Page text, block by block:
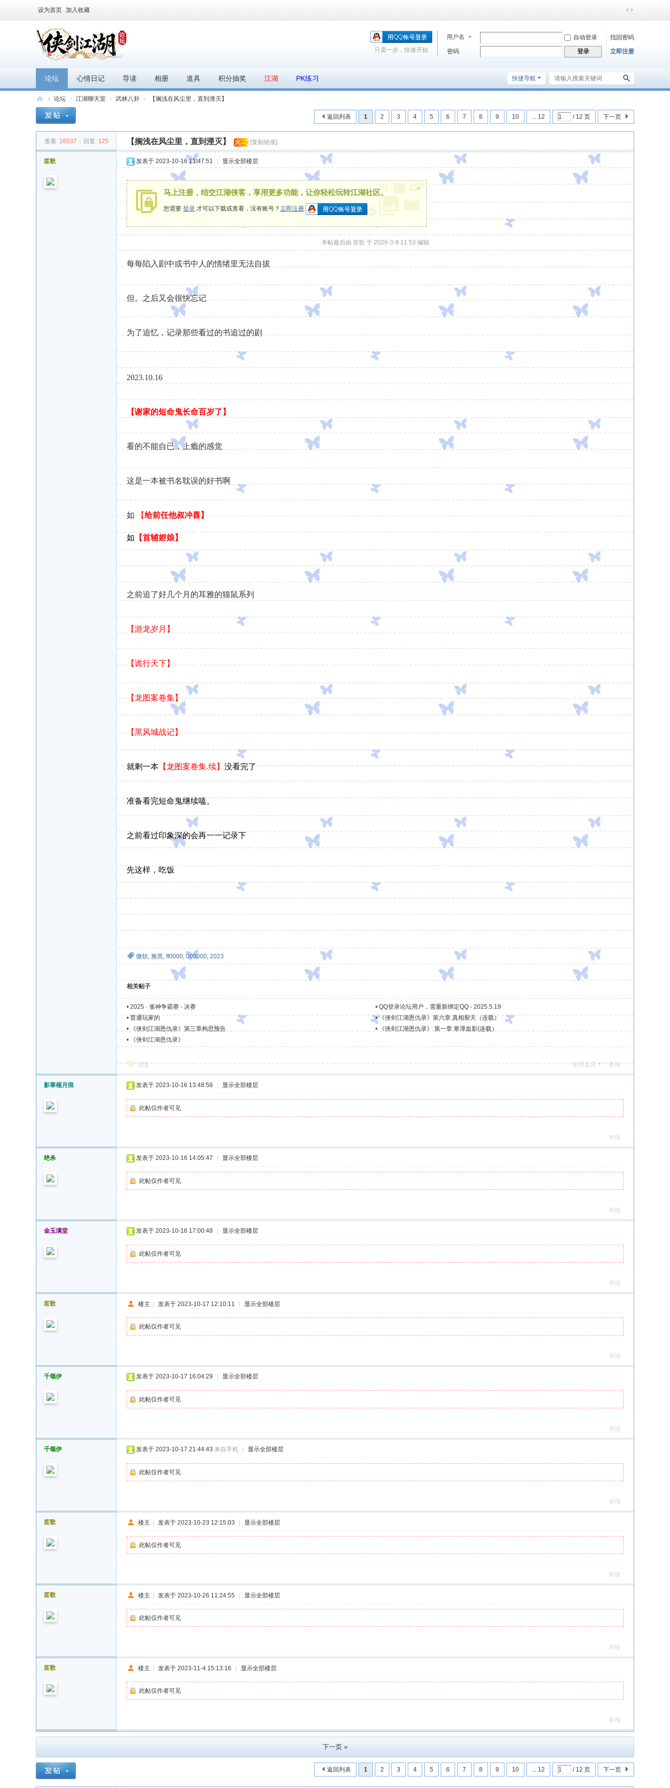
设为首页 加入收藏
切
到
宽
版
用户名 自动登录
找回密码
密码
登录 立即注册
只需一步，快速开始
快捷导航
论坛 心情日记 导读 相册 道具 积分抽奖 江湖 PK练习
» 论坛 › 江湖聊天室 › 武林八卦 › 【搁浅在风尘里，直到湮灭】
1 2 3 4 5 6 7 8 9 10 ... 12 / 12 页 下一页
返回列表
查看: 16537 回复: 125 【搁浅在风尘里，直到湮灭】 火... [复制链接]
笙歌 发表于 2023-10-16 11:47:51 显示全部楼层
马上注册，结交江湖侠客，享用更多功能，让你轻松玩转江湖社区。
您需要 登录 才可以下载或查看，没有账号？ 立即注册
×
本帖最后由 笙歌 于 2026-3-9 11:53 编辑
每每陷入剧中或书中人的情绪里无法自拔
但。之后又会很快忘记
为了追忆，记录那些看过的书追过的剧
2023.10.16
【谢家的短命鬼长命百岁了】
看的不能自已，上瘾的感觉
这是一本被书名耽误的好书啊
如 【给前任他叔冲喜】
如 【首辅娇娘】
之前追了好几个月的耳雅的猫鼠系列
【游龙岁月】
【诡行天下】
【龙图案卷集】
【黑风城战记】
就剩一本【龙图案卷集.续】没看完了
准备看完短命鬼继续嗑。
之前看过印象深的会再一一记录下
先这样，吃饭
微软, 雅黑, ff0000, 000000, 2023
相关帖子
• 2025 · 雀神争霸赛 - 决赛 • QQ登录论坛用户，需重新绑定QQ - 2025.5.19
• 普通玩家的 •《侠剑江湖恩仇录》第六章 真相裂天（连载）
•
《侠剑江湖恩仇录》第三章构思预告 •
《侠剑江湖恩仇录》 第一章 寒潭血影(连载）
•
《侠剑江湖恩仇录》
回复 使用道具 举报
影寒槿月痕 发表于 2023-10-16 13:48:58 显示全部楼层
此帖仅作者可见
举报
绝杀 发表于 2023-10-16 14:05:47 显示全部楼层
此帖仅作者可见
举报
金玉满堂 发表于 2023-10-16 17:00:48 显示全部楼层
此帖仅作者可见
举报
笙歌 楼主 | 发表于 2023-10-17 12:10:11 | 显示全部楼层
此帖仅作者可见
举报
千颂伊 发表于 2023-10-17 16:04:29 显示全部楼层
此帖仅作者可见
举报
千颂伊 发表于 2023-10-17 21:44:43 来自手机 显示全部楼层
此帖仅作者可见
举报
笙歌 楼主 | 发表于 2023-10-23 12:15:03 | 显示全部楼层
此帖仅作者可见
举报
笙歌 楼主 | 发表于 2023-10-26 11:24:55 | 显示全部楼层
此帖仅作者可见
举报
笙歌 楼主 | 发表于 2023-11-4 15:13:16 | 显示全部楼层
此帖仅作者可见
举报
下一页 »
1 2 3 4 5 6 7 8 9 10 ... 12 / 12 页 下一页
返回列表